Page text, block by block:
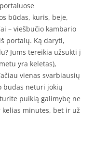
būdas, kuris, beje,
– viešbučio kambario
portalų. Ką daryti,
Jums tereikia užsukti į
yra keletas),
vienas svarbiausių
būdas neturi jokių
puikią galimybę ne
minutes, bet ir už